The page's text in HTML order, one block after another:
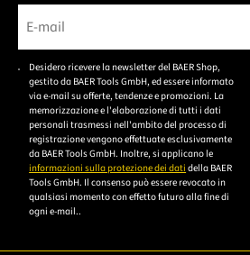
Bitte geben Sie eine gültige E-Mail-
Desidero ricevere la newsletter del BAER Shop,
gestito da BAER Tools GmbH, ed essere informato
via e-mail su offerte, tendenze e promozioni. La
memorizzazione e l'elaborazione di tutti i dati
personali trasmessi nell'ambito del processo di
registrazione vengono effettuate esclusivamente
da BAER Tools GmbH. Inoltre, si applicano le
informazioni sulla protezione dei dati della BAER
Tools GmbH. Il consenso può essere revocato in
qualsiasi momento con effetto futuro alla fine di
ogni e-mail..